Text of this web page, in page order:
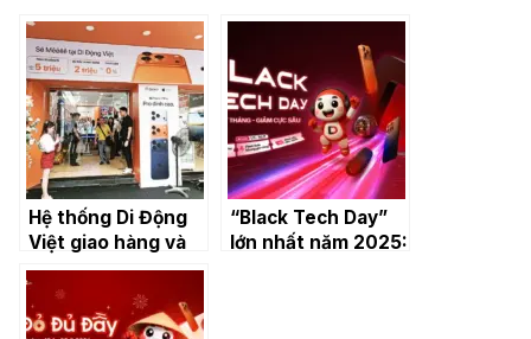
Hệ thống Di Động
Việt giao hàng và
mở bán dòng
iPhone 17 Series
với nhiều ưu đãi
“Black Tech Day”
lớn nhất năm 2025: